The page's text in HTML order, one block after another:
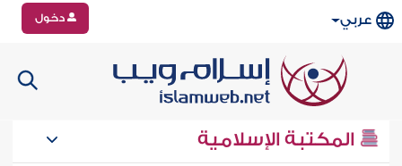
عربي دخول
المكتبة الإسلامية